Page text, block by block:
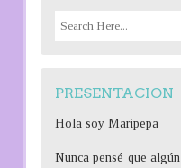
c
h
o
PRESENTACION
Hola soy Maripepa
Nunca pensé que